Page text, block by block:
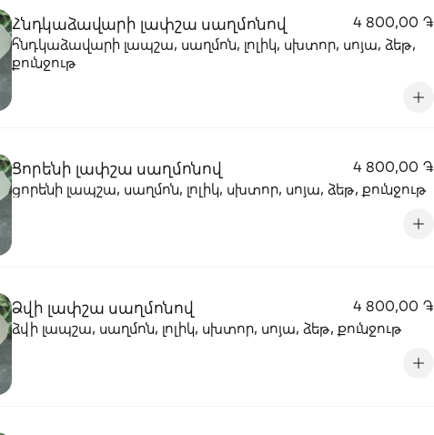
Հնդկաձավարի լափշա սաղմոնով
4 800,00 ֏
հնդկաձավարի լապշա, սաղմոն, լոլիկ, սխտոր, սոյա, ձեթ,
քունջութ
Ցորենի լափշա սաղմոնով
4 800,00 ֏
ցորենի լապշա, սաղմոն, լոլիկ, սխտոր, սոյա, ձեթ, քունջութ
Ձվի լափշա սաղմոնով
4 800,00 ֏
ձվի լապշա, սաղմոն, լոլիկ, սխտոր, սոյա, ձեթ, քունջութ